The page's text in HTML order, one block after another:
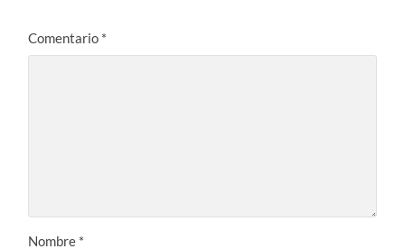
Comentario *
Nombre *